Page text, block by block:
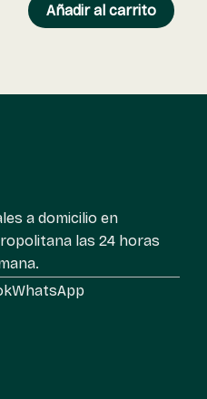
Añadir al carrito
a domicilio en
las 24 horas
WhatsApp